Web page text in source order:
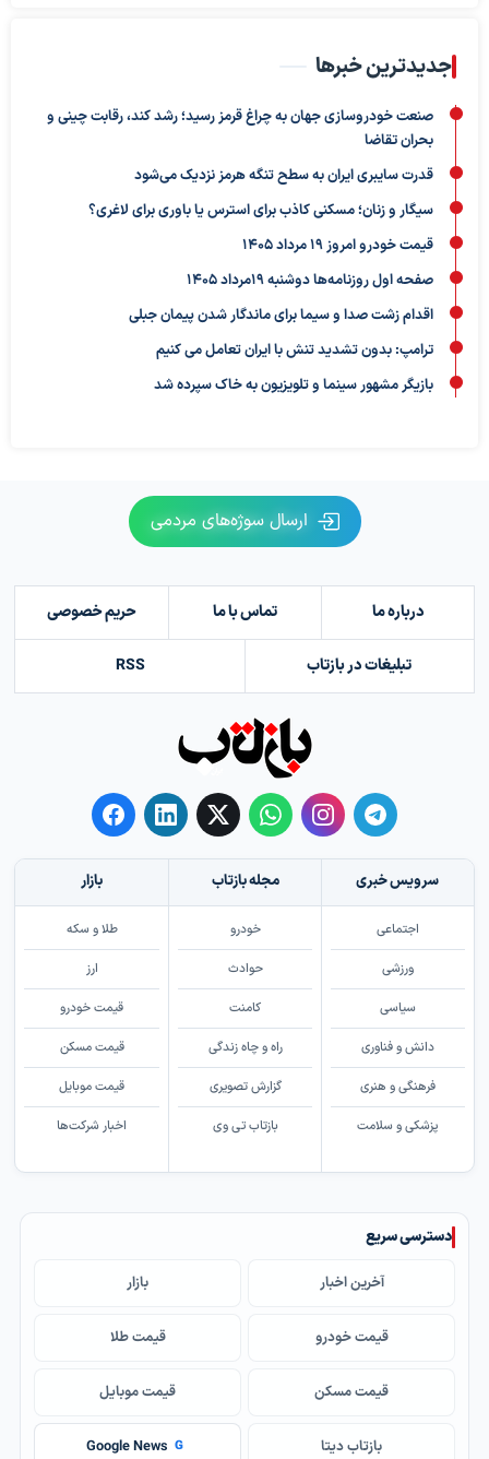
جدیدترین خبرها
صنعت خودروسازی جهان به چراغ قرمز رسید؛ رشد کند، رقابت چینی و
بحران تقاضا
قدرت سایبری ایران به سطح تنگه هرمز نزدیک می‌شود
سیگار و زنان؛ مسکنی کاذب برای استرس یا باوری برای لاغری؟
قیمت خودرو امروز 19 مرداد 1405
صفحه اول روزنامه‌ها دوشنبه 19مرداد 1405
اقدام زشت صدا و سیما برای ماندگار شدن پیمان جبلی
ترامپ: بدون تشدید تنش با ایران تعامل می کنیم
بازیگر مشهور سینما و تلویزیون به خاک سپرده شد
ارسال سوژه‌های مردمی
درباره ما تماس با ما حریم خصوصی
تبلیغات در بازتاب RSS
سرویس خبری
اجتماعی
ورزشی
سیاسی
دانش و فناوری
فرهنگی و هنری
پزشکی و سلامت
مجله بازتاب
خودرو
حوادث
کامنت
راه و چاه زندگی
گزارش تصویری
بازتاب تی وی
بازار
طلا و سکه
ارز
قیمت خودرو
قیمت مسکن
قیمت موبایل
اخبار شرکت‌ها
دسترسی سریع
آخرین اخبار بازار
قیمت خودرو قیمت طلا
قیمت مسکن قیمت موبایل
بازتاب دیتا G
Google News